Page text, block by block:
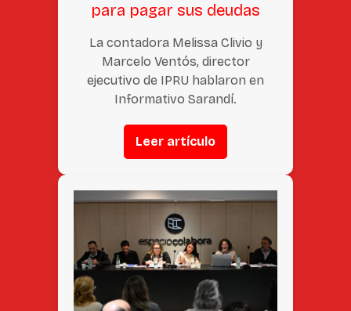
para pagar sus deudas
La contadora Melissa Clivio y
Marcelo Ventós, director
ejecutivo de IPRU hablaron en
Informativo Sarandí.
Leer artículo